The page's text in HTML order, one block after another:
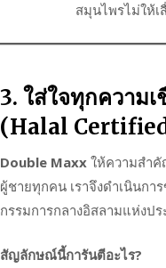
สมุนไพรไม่ให้
3. ใส่ใจทุกความ
(Halal
Double Maxx ให้ความสำคั
ผู้ชายทุกคน เราจึงดำเนินกา
กรรมการกลางอิสลามแห่งปร
สัญลักษณ์นี้การันตีอะไร?